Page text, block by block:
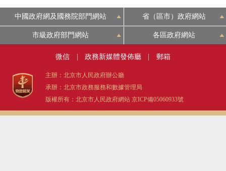
中國政府網及國務院部門網站 省（區市）政府網站
市級政府部門網站 各區政府網站
微信 政務新媒體發佈廳 郵箱
主辦：北京市人民政府辦公廳
承辦：北京市政務服務和數據管理局
版權所有：北京市人民政府網站 京ICP備05060933號